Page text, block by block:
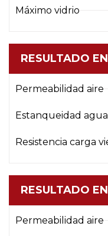
Máximo vidrio
RESULTADO
Permeabilidad aire
Estanqueidad agua
Resistencia carga
RESULTADO
Permeabilidad aire